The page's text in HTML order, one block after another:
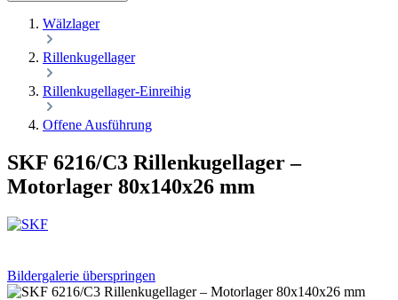
Wälzlager
Rillenkugellager
Rillenkugellager-Einreihig
Offene Ausführung
SKF 6216/C3 Rillenkugellager –
Motorlager 80x140x26 mm
Bildergalerie überspringen